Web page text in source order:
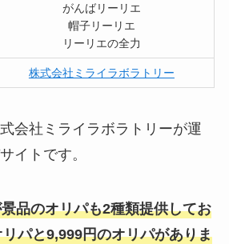
がんばリーリエ
帽子リーリエ
リーリエの全力
株式会社ミライラボラトリー
会社ミライラボラトリーが運
イトです。
品のオリパも2種類提供してお
パと9,999円のオリパがありま